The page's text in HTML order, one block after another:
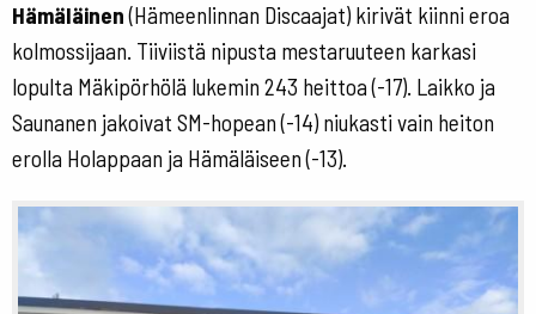
Hämäläinen(Hämeenlinnan Discaajat) kirivät kiinni eroa
kolmossijaan. Tiiviistä nipusta mestaruuteen karkasi
lopulta Mäkipörhölä lukemin 243 heittoa (-17). Laikko ja
Saunanen jakoivat SM-hopean (-14) niukasti vain heiton
erolla Holappaan ja Hämäläiseen (-13).